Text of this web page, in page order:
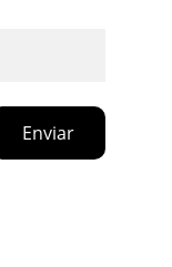
Enviar